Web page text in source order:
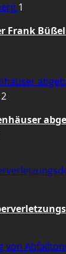
1
Frank
2
von